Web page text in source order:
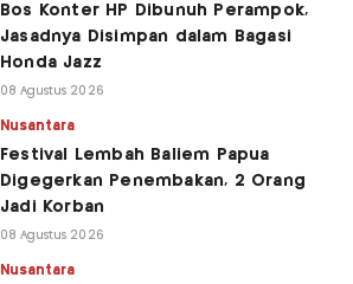
Bos Konter HP Dibunuh Perampok,
Jasadnya Disimpan dalam Bagasi
Honda Jazz
08 Agustus 2026
Nusantara
Festival Lembah Baliem Papua
Digegerkan Penembakan, 2 Orang
Jadi Korban
08 Agustus 2026
Nusantara